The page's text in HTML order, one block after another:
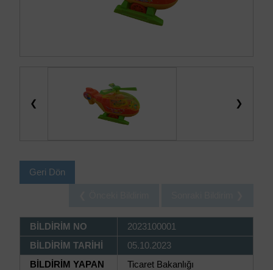
❮ ❯
Geri Dön
BİLDİRİM NO
2023100001
BİLDİRİM TARİHİ
05.10.2023
BİLDİRİM YAPAN
Ticaret Bakanlığı